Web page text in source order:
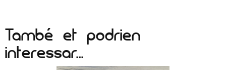
També et podrien
interessar...